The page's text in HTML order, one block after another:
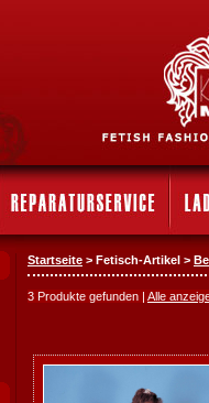
Startseite > Fetisch-Artikel >
3 Produkte gefunden | Alle